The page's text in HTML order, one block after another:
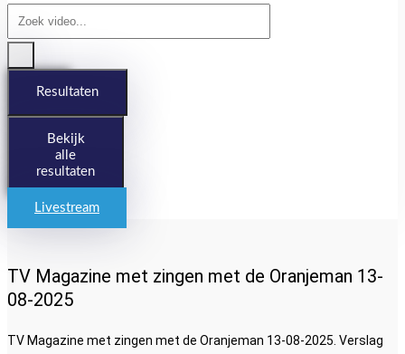
Search
...
Resultaten
Bekijk
alle
resultaten
Livestream
TV Magazine met zingen met de Oranjeman 13-
08-2025
TV Magazine met zingen met de Oranjeman 13-08-2025. Verslag